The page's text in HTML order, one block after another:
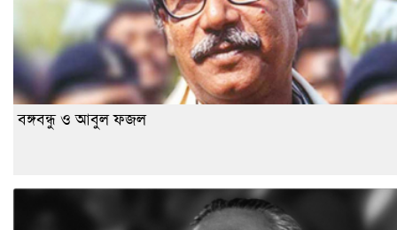
বঙ্গবন্ধু ও আবুল ফজল